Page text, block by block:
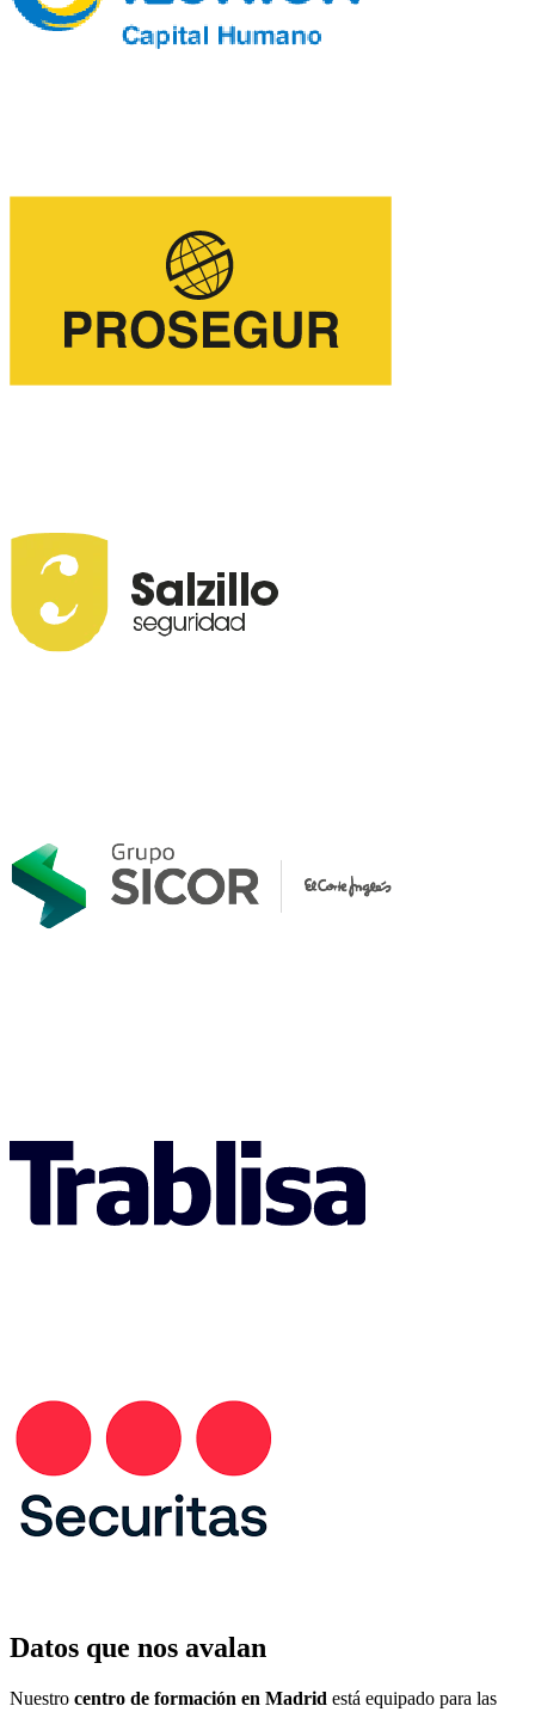
Datos que nos avalan
Nuestro centro de formación en Madrid está equipado para las